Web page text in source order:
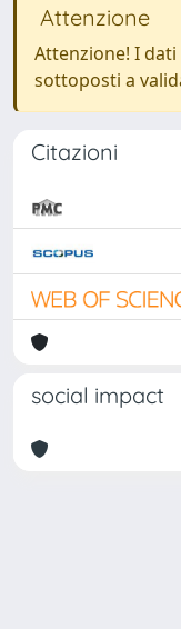
Attenzione
Attenzione! I
sottoposti a
Citazioni
social impact